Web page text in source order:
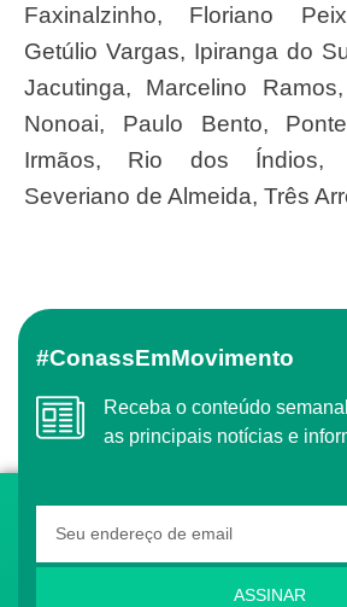
Faxinalzinho, Floriano
Getúlio Vargas, Ipiranga do
Jacutinga, Marcelino
Nonoai, Paulo Bento,
Irmãos, Rio dos Índios,
Severiano de Almeida, Três
#ConassEmMovimento
Receba o conteúdo semanal do Conass com
as principais notícias e
ASSINAR